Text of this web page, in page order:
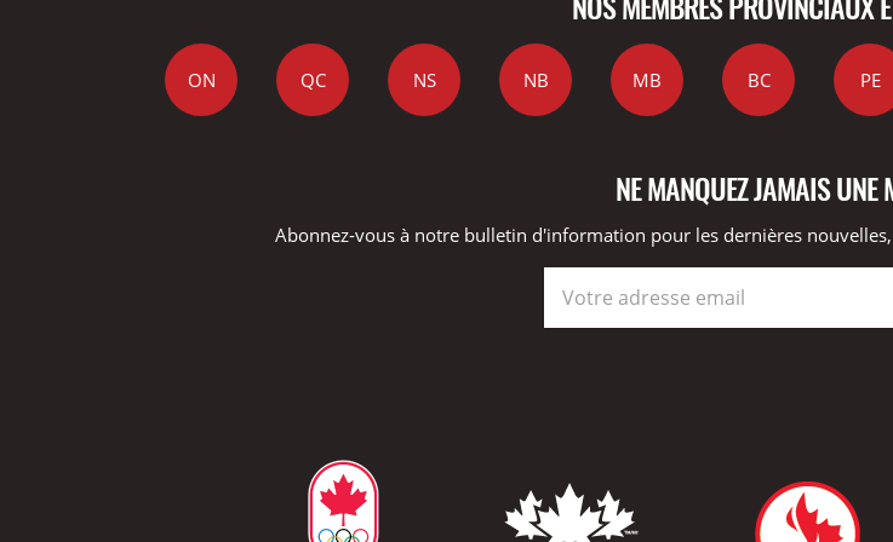
ON QC NS NB MB BC PE
NE MANQUEZ JAMAIS UNE
Abonnez-vous à notre bulletin d'information pour les dernières